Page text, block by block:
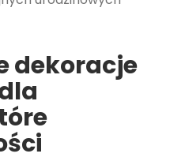
dekoracje